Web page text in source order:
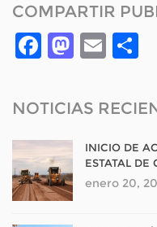
COMPARTIR
Facebook
NOTICIAS
INICIO DE
ESTATAL DE
enero 20,